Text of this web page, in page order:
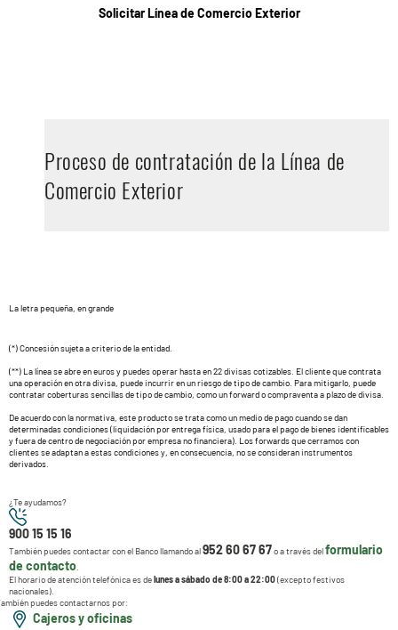
Solicitar Línea de Comercio Exterior
Proceso de contratación de la Línea de
Comercio Exterior
La letra pequeña, en grande
(*) Concesión sujeta a criterio de la entidad.
(**) La línea se abre en euros y puedes operar hasta en 22 divisas cotizables. El cliente que contrata
una operación en otra divisa, puede incurrir en un riesgo de tipo de cambio. Para mitigarlo, puede
contratar coberturas sencillas de tipo de cambio, como un forward o compraventa a plazo de divisa.
De acuerdo con la normativa, este producto se trata como un medio de pago cuando se dan
determinadas condiciones (liquidación por entrega física, usado para el pago de bienes identificables
y fuera de centro de negociación por empresa no financiera). Los forwards que cerramos con
clientes se adaptan a estas condiciones y, en consecuencia, no se consideran instrumentos
derivados.
¿Te ayudamos?
900 15 15 16
También puedes contactar con el Banco llamando al952 60 67 67o a través delformulario
de contacto
El horario de atención telefónica es de lunes a sábado de 8:00 a 22:00(excepto festivos
nacionales).
puedes contactarnos por:
Cajeros y oficinas